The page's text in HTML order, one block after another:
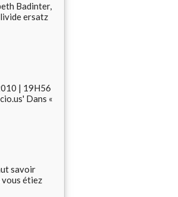
Badinter,
ersatz
| 19H56
Dans «
savoir
vous étiez